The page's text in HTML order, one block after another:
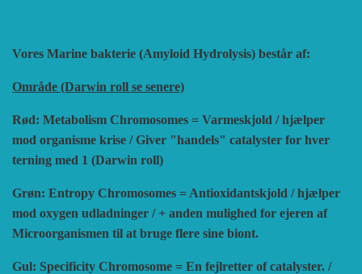
Vores Marine bakterie (Amyloid Hydrolysis) består af:
Område (Darwin roll se senere)
Rød: Metabolism Chromosomes = Varmeskjold / hjælper
mod organisme krise / Giver "handels" catalyster for hver
terning med 1 (Darwin roll)
Grøn: Entropy Chromosomes = Antioxidantskjold / hjælper
mod oxygen udladninger / + anden mulighed for ejeren af
Microorganismen til at bruge flere sine biont.
Gul: Specificity Chromosome = En fejlretter of catalyster. /